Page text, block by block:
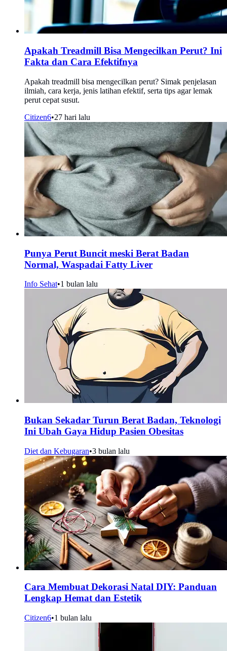
Apakah Treadmill Bisa Mengecilkan Perut? Ini
Fakta dan Cara Efektifnya
Apakah treadmill bisa mengecilkan perut? Simak penjelasan
ilmiah, cara kerja, jenis latihan efektif, serta tips agar lemak
perut cepat susut.
Citizen6•27 hari lalu
Punya Perut Buncit meski Berat Badan
Normal, Waspadai Fatty Liver
Info Sehat•1 bulan lalu
Bukan Sekadar Turun Berat Badan, Teknologi
Ini Ubah Gaya Hidup Pasien Obesitas
Diet dan Kebugaran•3 bulan lalu
Cara Membuat Dekorasi Natal DIY: Panduan
Lengkap Hemat dan Estetik
Citizen6•1 bulan lalu